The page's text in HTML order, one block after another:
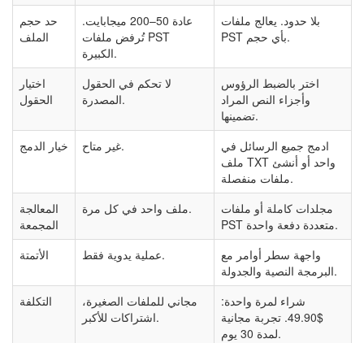
حد حجم
الملف
عادة 50–200 ميجابايت.
تُرفض ملفات PST
الكبيرة.
بلا حدود. يعالج ملفات
PST بأي حجم.
اختيار
الحقول
لا تحكم في الحقول
المصدرة.
اختر بالضبط الرؤوس
وأجزاء النص المراد
تضمينها.
خيار الدمج
غير متاح.
ادمج جميع الرسائل في
ملف TXT واحد أو أنشئ
ملفات منفصلة.
المعالجة
المجمعة
ملف واحد في كل مرة.
مجلدات كاملة أو ملفات
PST متعددة دفعة واحدة.
الأتمتة
عملية يدوية فقط.
واجهة سطر أوامر مع
البرمجة النصية والجدولة.
التكلفة
مجاني للملفات الصغيرة،
اشتراكات للأكبر.
شراء لمرة واحدة:
$49.90. تجربة مجانية
لمدة 30 يوم.